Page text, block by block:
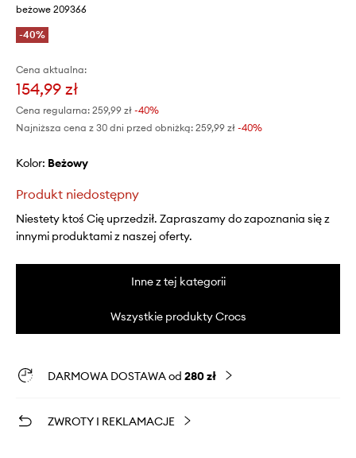
beżowe 209366
-40%
Cena aktualna:
154,99 zł
Cena regularna: 259,99 zł -40%
Najniższa cena z 30 dni przed obniżką: 259,99 zł -40%
Kolor: beżowy
Produkt niedostępny
Niestety ktoś Cię uprzedził. Zapraszamy do zapoznania się z
innymi produktami z naszej oferty.
Inne z tej kategorii
Wszystkie produkty Crocs
DARMOWA DOSTAWA od 280 zł
ZWROTY I REKLAMACJE